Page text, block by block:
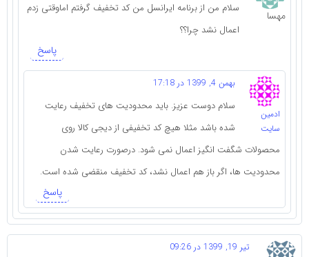
مهسا
سلام من از برنامه ایرانسل من کد تخفیف گرفتم اماوقتی زدم
اعمال نشد چرا؟؟
پاسخ
ادمین
سایت
بهمن 4, 1399 در 17:18
سلام دوست عزیز. باید محدودیت های تخفیف رعایت
شده باشد مثلا هیچ کد تخفیفی از دیجی کالا روی
محصولات شگفت انگیز اعمال نمی شود. درصورت رعایت شدن
محدودیت ها، اگر باز هم اعمال نشد، کد تخفیف منقضی شده است.
پاسخ
تیر 19, 1399 در 09:26